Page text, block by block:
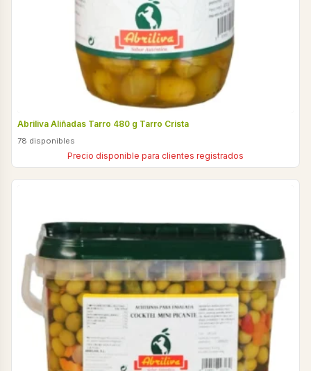
Abriliva Aliñadas Tarro 480 g Tarro Crista
78 disponibles
Precio disponible para clientes registrados